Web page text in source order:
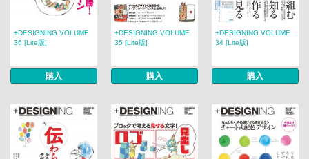
+DESIGNING VOLUME
36 [Lite版]
購入
+DESIGNING VOLUME
35 [Lite版]
購入
+DESIGNING VOLUME
34 [Lite版]
購入